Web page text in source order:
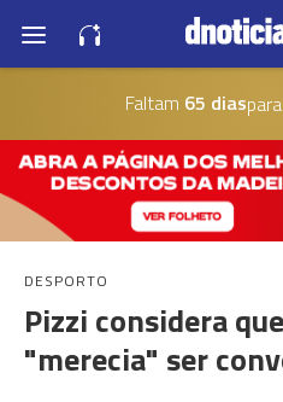
Faltam 65 dias
DESPORTO
Pizzi considera
"merecia" ser